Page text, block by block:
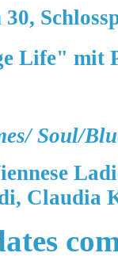
30,
Life" mit
Soul/
Claudia